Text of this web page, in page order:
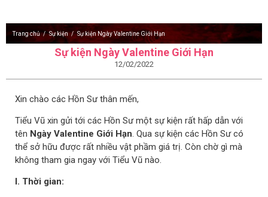
Trang chủ Sự kiện Sự kiện Ngày Valentine Giới Hạn
Sự kiện Ngày Valentine Giới Hạn
12/02/2022
Xin chào các Hồn Sư thân mến,
Tiểu Vũ xin gửi tới các Hồn Sư một sự kiện rất hấp dẫn với
tên Ngày Valentine Giới Hạn. Qua sự kiện các Hồn Sư có
thể sở hữu được rất nhiều vật phầm giá trị. Còn chờ gì mà
không tham gia ngay với Tiểu Vũ nào.
I. Thời gian: